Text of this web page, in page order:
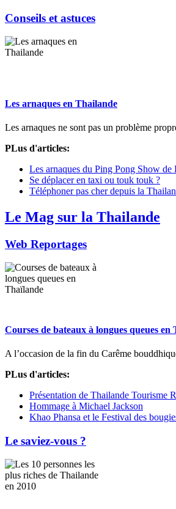
Conseils et astuces
Les arnaques en Thailande
Les arnaques ne sont pas un problème
PLus d'articles:
Les arnaques du Ping Pong Show de
Se déplacer en taxi ou touk touk ?
Téléphoner pas cher depuis la
Le Mag sur la Thailande
Web Reportages
Courses de bateaux à longues queues en
A l’occasion de la fin du Carême
PLus d'articles:
Présentation de Thailande Tourisme
Hommage à Michael Jackson
Khao Phansa et le Festival des
Le saviez-vous ?